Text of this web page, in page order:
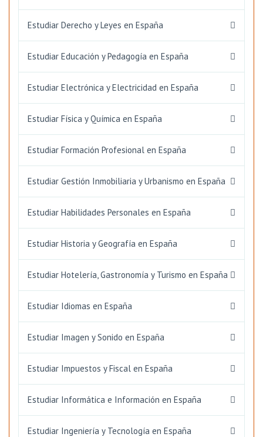
Estudiar Derecho y Leyes en España
Estudiar Educación y Pedagogía en España
Estudiar Electrónica y Electricidad en España
Estudiar Física y Química en España
Estudiar Formación Profesional en España
Estudiar Gestión Inmobiliaria y Urbanismo en España
Estudiar Habilidades Personales en España
Estudiar Historia y Geografía en España
Estudiar Hotelería, Gastronomía y Turismo en España
Estudiar Idiomas en España
Estudiar Imagen y Sonido en España
Estudiar Impuestos y Fiscal en España
Estudiar Informática e Información en España
Estudiar Ingeniería y Tecnología en España